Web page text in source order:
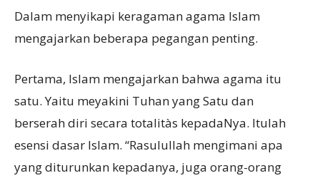
Dalam menyikapi keragaman agama Islam
mengajarkan beberapa pegangan penting.
Pertama, Islam mengajarkan bahwa agama itu
satu. Yaitu meyakini Tuhan yang Satu dan
berserah diri secara totalitàs kepadaNya. Itulah
esensi dasar Islam. “Rasulullah mengimani apa
yang diturunkan kepadanya, juga orang-orang